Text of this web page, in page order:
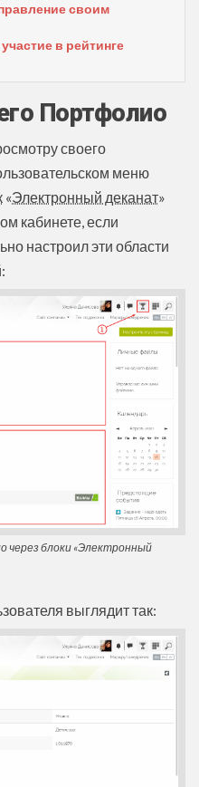
своим
в рейтинге
Портфолио
своего
меню
«Электронный деканат»
кабинете, если
настроил эти области
через блоки «Электронный
выглядит так: